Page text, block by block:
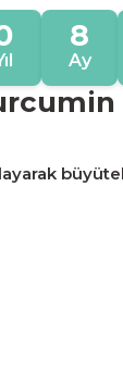
8
Ay